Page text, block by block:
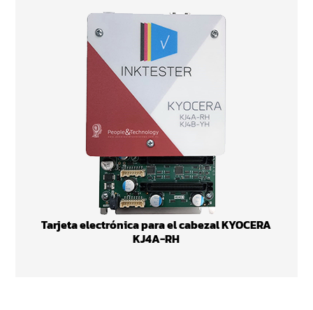
Tarjeta electrónica para el cabezal KYOCERA
KJ4A-RH